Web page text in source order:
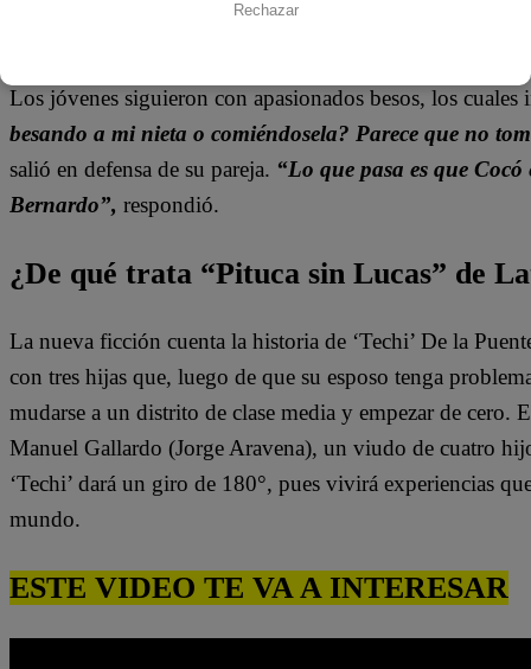
Los jóvenes siguieron con apasionados besos, los
besando a mi nieta o comiéndosela? Parece que no
salió en defensa de su pareja. “Lo que pasa es que
Bernardo”, respondió.
¿De qué trata “Pituca sin Lucas” de
La nueva ficción cuenta la historia de ‘Techi’ De la
con tres hijas que, luego de que su esposo tenga
mudarse a un distrito de clase media y empezar de cero.
Manuel Gallardo (Jorge Aravena), un viudo de cuatro
‘Techi’ dará un giro de 180°, pues vivirá experiencias
mundo.
ESTE VIDEO TE VA A INTERESAR
Rechazar